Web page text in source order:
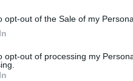
opt-out of the Sale of my
opt-out of processing my
daily press directory that gives access to
readable image taken from today's